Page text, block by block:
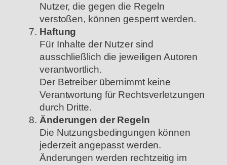
Nutzer, die gegen die Regeln
verstoßen, können gesperrt werden.
Haftung
Für Inhalte der Nutzer sind
ausschließlich die jeweiligen Autoren
verantwortlich.
Der Betreiber übernimmt keine
Verantwortung für Rechtsverletzungen
durch Dritte.
Änderungen der Regeln
Die Nutzungsbedingungen können
jederzeit angepasst werden.
Änderungen werden rechtzeitig im